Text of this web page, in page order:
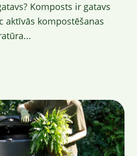
Komposts ir gatavs
aktīvās kompostēšanas